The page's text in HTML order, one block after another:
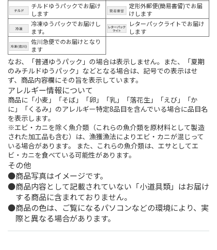
チルドゆうパックでお届け
します
定形外郵便(簡易書留)でお届
けします
冷凍ゆうパックでお届けし
ます。
レターパックライトでお届け
します
佐川急便でのお届けとなり
ます
なお、「普通ゆうパック」の場合は表示しません。また、「夏期
のみチルドゆうパック」などとなる場合は、記号での表示はせ
ず、商品内容欄にその旨を表示しています。
アレルギー情報について
商品に「小麦」「そば」「卵」「乳」「落花生」「えび」「か
に」「くるみ」のアレルギー特定8品目を含んでいる場合に品目名
を表示します。
※エビ・カニを除く魚介類（これらの魚介類を原材料として製造
された加工品も含む）は、漁獲漁法によりエビ・カニが混じって
いる場合があります。 また、これらの魚介類は、エサとしてエ
ビ・カニを食べている可能性があります。
その他
商品写真はイメージです。
商品内容として記載されていない「小道具類」はお届け
する商品に含まれておりません。
商品の色は、ご覧になるパソコンなどの環境により、実
際と異なる場合があります。